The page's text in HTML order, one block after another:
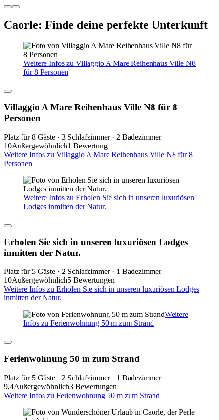
Caorle: Finde deine perfekte Unterkunft
Weitere Infos zu Villaggio A Mare Reihenhaus Ville N8
für 8 Personen
Villaggio A Mare Reihenhaus Ville N8 für 8
Personen
Platz für 8 Gäste · 3 Schlafzimmer · 2 Badezimmer
10Außergewöhnlich1 Bewertung
Weitere Infos zu Villaggio A Mare Reihenhaus Ville N8 für 8
Personen
Weitere Infos zu Erholen Sie sich in unseren luxuriösen
Lodges inmitten der Natur.
Erholen Sie sich in unseren luxuriösen Lodges
inmitten der Natur.
Platz für 5 Gäste · 2 Schlafzimmer · 1 Badezimmer
10Außergewöhnlich5 Bewertungen
Weitere Infos zu Erholen Sie sich in unseren luxuriösen Lodges
inmitten der Natur.
Weitere
Infos zu Ferienwohnung 50 m zum Strand
Ferienwohnung 50 m zum Strand
Platz für 5 Gäste · 2 Schlafzimmer · 1 Badezimmer
9,4Außergewöhnlich3 Bewertungen
Weitere Infos zu Ferienwohnung 50 m zum Strand